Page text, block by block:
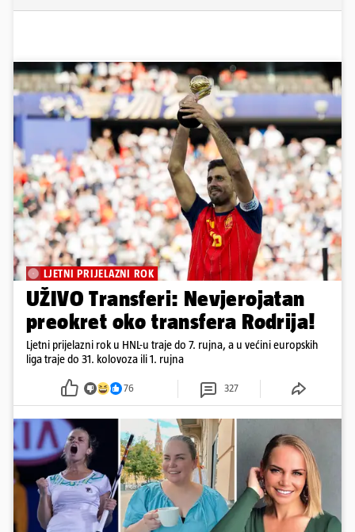
LJETNI PRIJELAZNI ROK
UŽIVO Transferi: Nevjerojatan
preokret oko transfera Rodrija!
Ljetni prijelazni rok u HNL-u traje do 7. rujna, a u većini europskih
liga traje do 31. kolovoza ili 1. rujna
76 327